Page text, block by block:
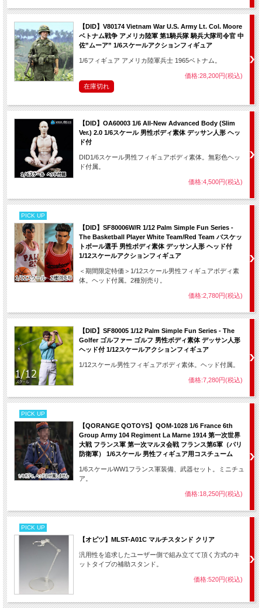
【DID】V80174 Vietnam War U.S. Army Lt. Col. Moore
ベトナム戦争 アメリカ陸軍 第1騎兵隊 騎兵大隊司令官 中
佐”ムーア” 1/6スケールアクションフィギュア
1/6フィギュア アメリカ陸軍兵士 1965ベトナム。
価格:28,200円(税込)
在庫切れ
【DID】OA60003 1/6 All-New Advanced Body (Slim
Ver.) 2.0 1/6スケール 男性ボディ素体 デッサン人形 ヘッ
ド付
DID1/6スケール男性フィギュアボディ素体。無彩色ヘッ
ド付属。
価格:4,500円(税込)
PICK UP
【DID】SF80006W/R 1/12 Palm Simple Fun Series -
The Basketball Player White Team/Red Team バスケッ
トボール選手 男性ボディ素体 デッサン人形 ヘッド付
1/12スケールアクションフィギュア
＜期間限定特価＞1/12スケール男性フィギュアボディ素
体。ヘッド付属。2種別売り。
価格:2,780円(税込)
【DID】SF80005 1/12 Palm Simple Fun Series - The
Golfer ゴルファー ゴルフ 男性ボディ素体 デッサン人形
ヘッド付 1/12スケールアクションフィギュア
1/12スケール男性フィギュアボディ素体。ヘッド付属。
価格:7,280円(税込)
PICK UP
【QORANGE QOTOYS】QOM-1028 1/6 France 6th
Group Army 104 Regiment La Marne 1914 第一次世界
大戦 フランス軍 第一次マルヌ会戦 フランス第6軍（パリ
防衛軍） 1/6スケール 男性フィギュア用コスチューム
1/6スケールWW1フランス軍装備、武器セット。ミニチュ
ア。
価格:18,250円(税込)
PICK UP
【オビツ】MLST-A01C マルチスタンド クリア
汎用性を追求したユーザー側で組み立てて頂く方式のキ
ットタイプの補助スタンド。
価格:520円(税込)